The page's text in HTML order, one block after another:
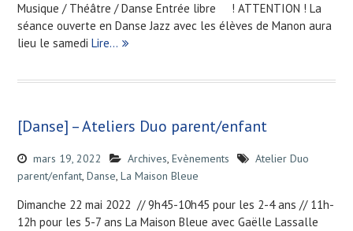
Musique / Théâtre / Danse Entrée libre ! ATTENTION ! La
séance ouverte en Danse Jazz avec les élèves de Manon aura
lieu le samedi Lire…
[Danse] – Ateliers Duo parent/enfant
mars 19, 2022 Archives, Evènements
Atelier Duo
parent/enfant, Danse, La Maison Bleue
Dimanche 22 mai 2022 // 9h45-10h45 pour les 2-4 ans // 11h-
12h pour les 5-7 ans La Maison Bleue avec Gaëlle Lassalle